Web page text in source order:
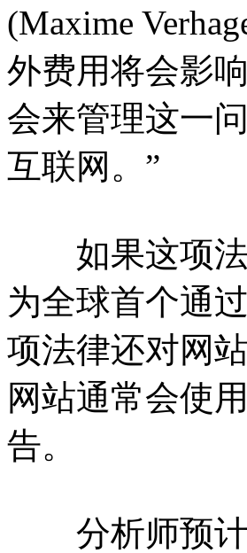
(Maxime
外费用将会影
会来管理这一
互联网。”
如果这项法
为全球首个通
项法律还对网
网站通常会使
告。
分析师预计